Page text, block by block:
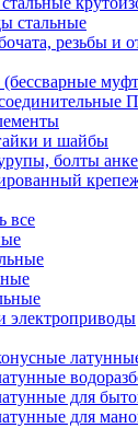
стальные
резьбы и
(бессварные
и шайбы
болты
все
электроприводы
для
для